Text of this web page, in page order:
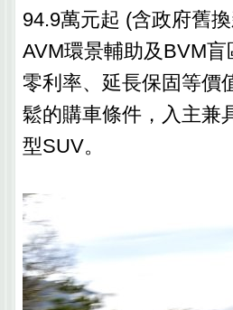
94.9萬元起 (含政府舊
AVM環景輔助及BVM
零利率、延長保固等價
鬆的購車條件，入主兼
型SUV。